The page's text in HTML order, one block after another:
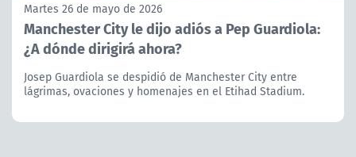
Martes 26 de mayo de 2026
Manchester City le dijo adiós a Pep Guardiola:
¿A dónde dirigirá ahora?
Josep Guardiola se despidió de Manchester City entre
lágrimas, ovaciones y homenajes en el Etihad Stadium.